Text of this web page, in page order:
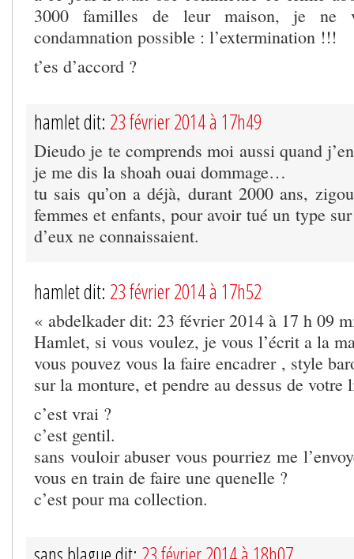
3000 familles de leur maison, je ne
condamnation possible : l’extermination !!!
t’es d’accord ?
hamlet dit: 23 février 2014 à 17h49
Dieudo je te comprends moi aussi quand
je me dis la shoah ouai dommage…
tu sais qu’on a déjà, durant 2000 ans,
femmes et enfants, pour avoir tué un type
d’eux ne connaissaient.
hamlet dit: 23 février 2014 à 17h52
« abdelkader dit: 23 février 2014 à 17 h 09
Hamlet, si vous voulez, je vous l’écrit a la
vous pouvez vous la faire encadrer , style
sur la monture, et pendre au dessus de
c’est vrai ?
c’est gentil.
sans vouloir abuser vous pourriez me
vous en train de faire une quenelle ?
c’est pour ma collection.